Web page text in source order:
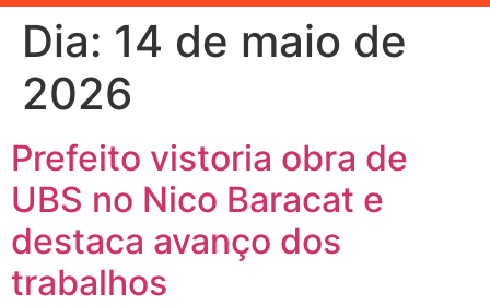
Dia: 14 de maio de
2026
Prefeito vistoria obra de
UBS no Nico Baracat e
destaca avanço dos
trabalhos